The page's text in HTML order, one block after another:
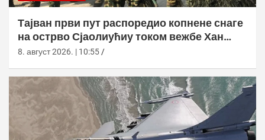
Тајван први пут распоредио копнене снаге
на острво Сјаолиућиу током вежбе Хан
Куанг 42
8. август 2026. | 10:55